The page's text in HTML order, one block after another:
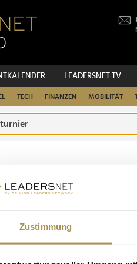
Zustimmung
LEADERSNET.TV
TECH FINANZEN MOBILITÄT
Website
1 Treffer.